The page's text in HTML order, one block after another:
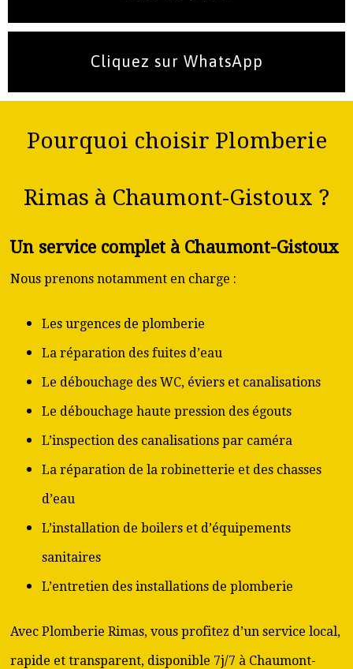
Cliquez sur WhatsApp
Pourquoi choisir Plomberie
Rimas à Chaumont-Gistoux ?
Un service complet à Chaumont-Gistoux
Nous prenons notamment en charge :
Les urgences de plomberie
La réparation des fuites d’eau
Le débouchage des WC, éviers et canalisations
Le débouchage haute pression des égouts
L’inspection des canalisations par caméra
La réparation de la robinetterie et des chasses
d’eau
L’installation de boilers et d’équipements
sanitaires
L’entretien des installations de plomberie
Avec Plomberie Rimas, vous profitez d’un service local,
rapide et transparent, disponible 7j/7 à Chaumont-